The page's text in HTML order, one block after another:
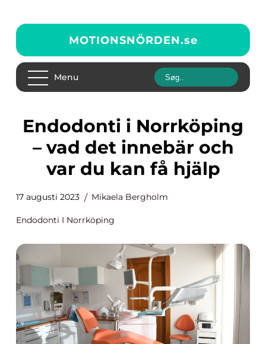
MOTIONSNÖRDEN.se
Menu
Endodonti i Norrköping
– vad det innebär och
var du kan få hjälp
17 augusti 2023 Mikaela Bergholm
Endodonti I Norrköping